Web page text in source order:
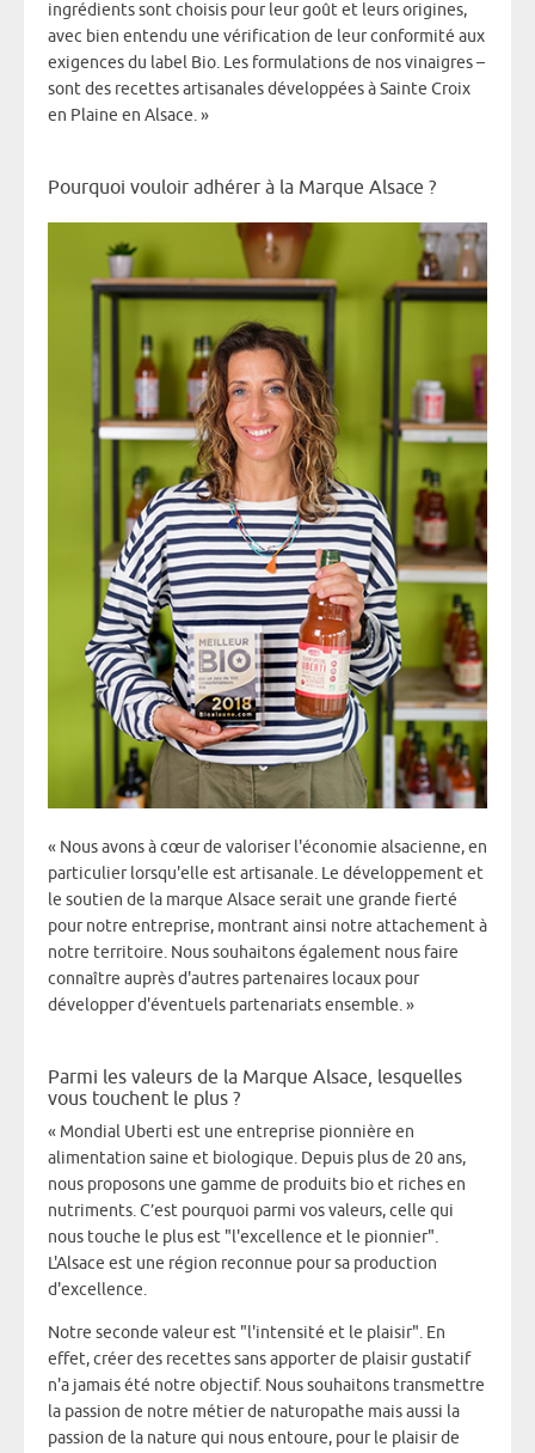
ingrédients sont choisis pour leur goût et leurs origines,
avec bien entendu une vérification de leur conformité aux
exigences du label Bio. Les formulations de nos vinaigres –
sont des recettes artisanales développées à Sainte Croix
en Plaine en Alsace. »
Pourquoi vouloir adhérer à la Marque Alsace ?
« Nous avons à cœur de valoriser l'économie alsacienne, en
particulier lorsqu'elle est artisanale. Le développement et
le soutien de la marque Alsace serait une grande fierté
pour notre entreprise, montrant ainsi notre attachement à
notre territoire. Nous souhaitons également nous faire
connaître auprès d'autres partenaires locaux pour
développer d'éventuels partenariats ensemble. »
Parmi les valeurs de la Marque Alsace, lesquelles
vous touchent le plus ?
« Mondial Uberti est une entreprise pionnière en
alimentation saine et biologique. Depuis plus de 20 ans,
nous proposons une gamme de produits bio et riches en
nutriments. C’est pourquoi parmi vos valeurs, celle qui
nous touche le plus est "l'excellence et le pionnier".
L'Alsace est une région reconnue pour sa production
d'excellence.
Notre seconde valeur est "l'intensité et le plaisir". En
effet, créer des recettes sans apporter de plaisir gustatif
n'a jamais été notre objectif. Nous souhaitons transmettre
la passion de notre métier de naturopathe mais aussi la
passion de la nature qui nous entoure, pour le plaisir de